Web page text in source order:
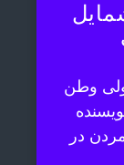
ولی وطن
در